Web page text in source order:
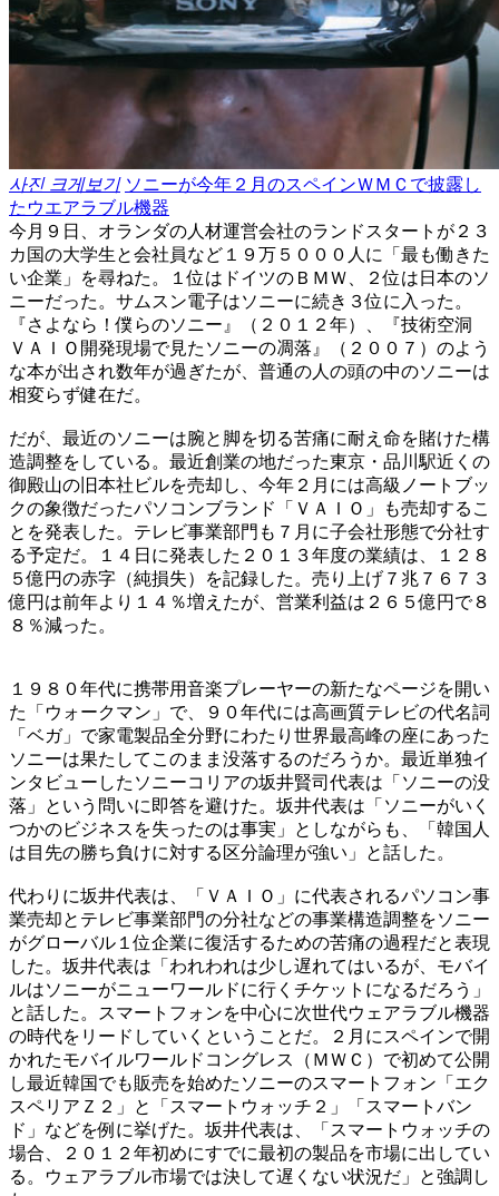
사진 크게보기 ソニーが今年２月のスペインＷＭＣで披露し
たウエアラブル機器
今月９日、オランダの人材運営会社のランドスタートが２３
カ国の大学生と会社員など１９万５０００人に「最も働きた
い企業」を尋ねた。１位はドイツのＢＭＷ、２位は日本のソ
ニーだった。サムスン電子はソニーに続き３位に入った。
『さよなら！僕らのソニー』（２０１２年）、『技術空洞
ＶＡＩＯ開発現場で見たソニーの凋落』（２００７）のよう
な本が出され数年が過ぎたが、普通の人の頭の中のソニーは
相変らず健在だ。
だが、最近のソニーは腕と脚を切る苦痛に耐え命を賭けた構
造調整をしている。最近創業の地だった東京・品川駅近くの
御殿山の旧本社ビルを売却し、今年２月には高級ノートブッ
クの象徴だったパソコンブランド「ＶＡＩＯ」も売却するこ
とを発表した。テレビ事業部門も７月に子会社形態で分社す
る予定だ。１４日に発表した２０１３年度の業績は、１２８
５億円の赤字（純損失）を記録した。売り上げ７兆７６７３
億円は前年より１４％増えたが、営業利益は２６５億円で８
８％減った。
１９８０年代に携帯用音楽プレーヤーの新たなページを開い
た「ウォークマン」で、９０年代には高画質テレビの代名詞
「ベガ」で家電製品全分野にわたり世界最高峰の座にあった
ソニーは果たしてこのまま没落するのだろうか。最近単独イ
ンタビューしたソニーコリアの坂井賢司代表は「ソニーの没
落」という問いに即答を避けた。坂井代表は「ソニーがいく
つかのビジネスを失ったのは事実」としながらも、「韓国人
は目先の勝ち負けに対する区分論理が強い」と話した。
代わりに坂井代表は、「ＶＡＩＯ」に代表されるパソコン事
業売却とテレビ事業部門の分社などの事業構造調整をソニー
がグローバル１位企業に復活するための苦痛の過程だと表現
した。坂井代表は「われわれは少し遅れてはいるが、モバイ
ルはソニーがニューワールドに行くチケットになるだろう」
と話した。スマートフォンを中心に次世代ウェアラブル機器
の時代をリードしていくということだ。２月にスペインで開
かれたモバイルワールドコングレス（ＭＷＣ）で初めて公開
し最近韓国でも販売を始めたソニーのスマートフォン「エク
スペリアＺ２」と「スマートウォッチ２」「スマートバン
ド」などを例に挙げた。坂井代表は、「スマートウォッチの
場合、２０１２年初めにすでに最初の製品を市場に出してい
る。ウェアラブル市場では決して遅くない状況だ」と強調し